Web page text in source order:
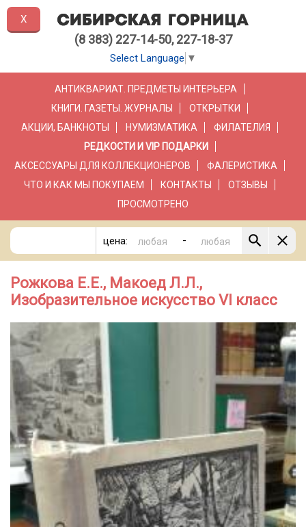
(8 383) 227-14-50, 227-18-37
Select Language ▼
АНТИКВАРИАТ. ПРЕДМЕТЫ ИНТЕРЬЕРА
КНИГИ. ГАЗЕТЫ. ЖУРНАЛЫ
ОТКРЫТКИ
АКЦИИ, БАНКНОТЫ
НУМИЗМАТИКА
ФИЛАТЕЛИЯ
РЕДКОСТИ И VIP ПОДАРКИ
АКСЕССУАРЫ ДЛЯ КОЛЛЕКЦИОНЕРОВ
ФАЛЕРИСТИКА
ЧТО И КАК МЫ ПОКУПАЕМ
КОНТАКТЫ
ОТЗЫВЫ
ПРОСМОТРЕНО
цена: -
Рожкова Е.Е., Макоед Л.Л.,
Изобразительное искусство VI класс
X